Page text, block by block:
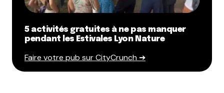
5 activités gratuites à ne pas manquer
pendant les Estivales Lyon Nature
Faire votre pub sur CityCrunch ➔